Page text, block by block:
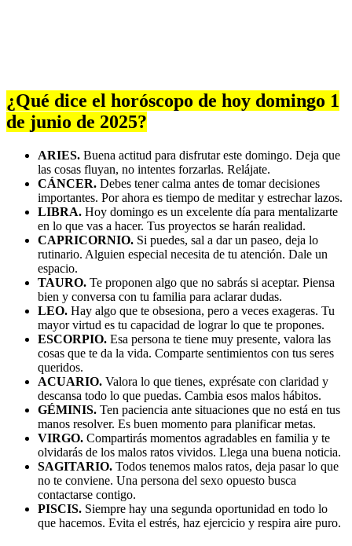
¿Qué dice el horóscopo de hoy domingo 1
de junio de 2025?
ARIES. Buena actitud para disfrutar este domingo. Deja que
las cosas fluyan, no intentes forzarlas. Relájate.
CÁNCER. Debes tener calma antes de tomar decisiones
importantes. Por ahora es tiempo de meditar y estrechar lazos.
LIBRA. Hoy domingo es un excelente día para mentalizarte
en lo que vas a hacer. Tus proyectos se harán realidad.
CAPRICORNIO. Si puedes, sal a dar un paseo, deja lo
rutinario. Alguien especial necesita de tu atención. Dale un
espacio.
TAURO. Te proponen algo que no sabrás si aceptar. Piensa
bien y conversa con tu familia para aclarar dudas.
LEO. Hay algo que te obsesiona, pero a veces exageras. Tu
mayor virtud es tu capacidad de lograr lo que te propones.
ESCORPIO. Esa persona te tiene muy presente, valora las
cosas que te da la vida. Comparte sentimientos con tus seres
queridos.
ACUARIO. Valora lo que tienes, exprésate con claridad y
descansa todo lo que puedas. Cambia esos malos hábitos.
GÉMINIS. Ten paciencia ante situaciones que no está en tus
manos resolver. Es buen momento para planificar metas.
VIRGO. Compartirás momentos agradables en familia y te
olvidarás de los malos ratos vividos. Llega una buena noticia.
SAGITARIO. Todos tenemos malos ratos, deja pasar lo que
no te conviene. Una persona del sexo opuesto busca
contactarse contigo.
PISCIS. Siempre hay una segunda oportunidad en todo lo
que hacemos. Evita el estrés, haz ejercicio y respira aire puro.